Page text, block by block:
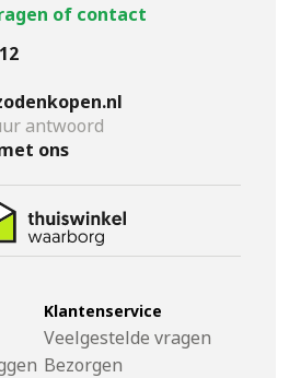
of contact
antwoord
ons
Klantenservice
Veelgestelde vragen
Bezorgen